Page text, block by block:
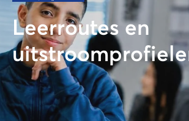
Leerroutes en